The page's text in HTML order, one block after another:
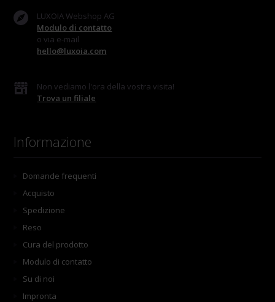
LUXOIA Webshop AG
Modulo di contatto
o via e-mail
hello@luxoia.com
Non vediamo l'ora della vostra visita!
Trova un filiale
Informazione
Domande frequenti
Acquisto
Spedizione
Reso
Cura del prodotto
Modulo di contatto
Su di noi
Impronta